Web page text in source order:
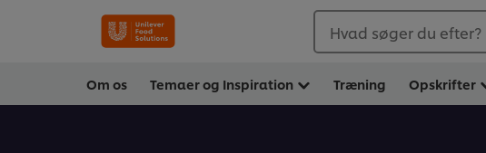
Hvad søger du efter?
Om os Temaer og Inspiration Træning Opskrifter